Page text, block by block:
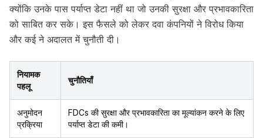
क्योंकि उनके पास पर्याप्त डेटा नहीं था जो उनकी सुरक्षा और प्रभावकारिता
को साबित कर सके। इस फैसले को लेकर दवा कंपनियों ने विरोध किया
और कई ने अदालत में चुनौती दी।
नियामक
पहलू
चुनौतियाँ
अनुमोदन
प्रक्रिया
FDCs की सुरक्षा और प्रभावकारिता का मूल्यांकन करने के लिए
पर्याप्त डेटा की कमी।